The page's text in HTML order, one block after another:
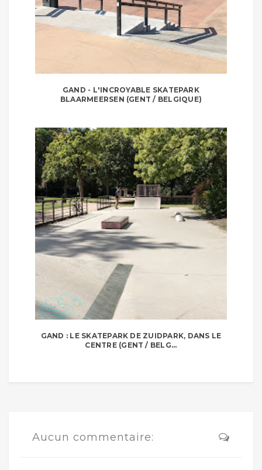
GAND - L'INCROYABLE SKATEPARK
BLAARMEERSEN (GENT / BELGIQUE)
GAND : LE SKATEPARK DE ZUIDPARK, DANS LE
CENTRE (GENT / BELG...
Aucun commentaire: